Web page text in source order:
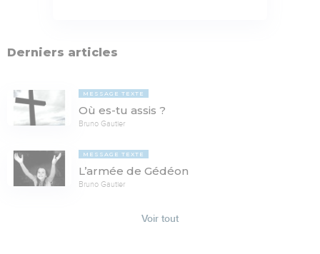
Derniers articles
MESSAGE TEXTE
Où es-tu assis ?
Bruno Gautier
MESSAGE TEXTE
L’armée de Gédéon
Bruno Gautier
Voir tout